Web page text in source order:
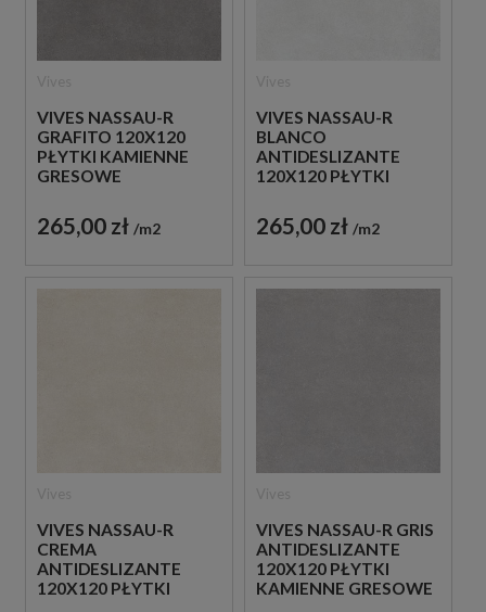
VIVES NASSAU-R
GRAFITO 120X120
PŁYTKI KAMIENNE
GRESOWE
265,00 zł m2
VIVES NASSAU-R
BLANCO
ANTIDESLIZANTE
120X120 PŁYTKI
265,00 zł m2
VIVES NASSAU-R
CREMA
ANTIDESLIZANTE
120X120 PŁYTKI
VIVES NASSAU-R GRIS
ANTIDESLIZANTE
120X120 PŁYTKI
KAMIENNE GRESOWE